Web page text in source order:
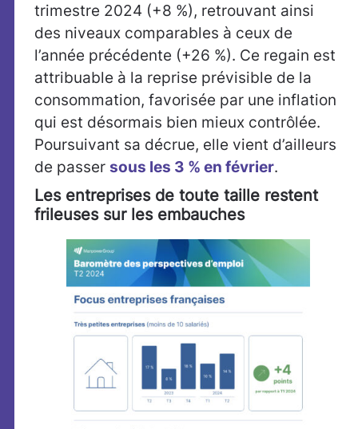
trimestre 2024 (+8 %), retrouvant ainsi
des niveaux comparables à ceux de
l’année précédente (+26 %). Ce regain est
attribuable à la reprise prévisible de la
consommation, favorisée par une inflation
qui est désormais bien mieux contrôlée.
Poursuivant sa décrue, elle vient d’ailleurs
de passer sous les 3 % en février.
Les entreprises de toute taille restent
frileuses sur les embauches